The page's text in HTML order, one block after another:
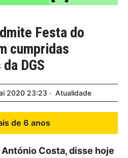
Festa do
cumpridas
DGS
2020 23:23 Atualidade
de 6 anos
Costa, disse hoje